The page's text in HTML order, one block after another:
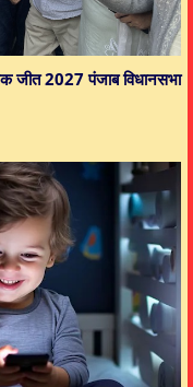
जीत 2027 पंजाब विधानसभा